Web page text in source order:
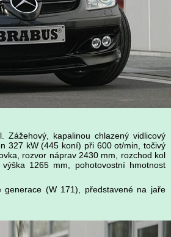
kapalinou chlazený vidlicový
327 kW (445 koní) při 600 ot/min, točivý
rozvor náprav 2430 mm, rozchod kol
1265 mm, pohotovostní hmotnost
generace (W 171), představené na jaře